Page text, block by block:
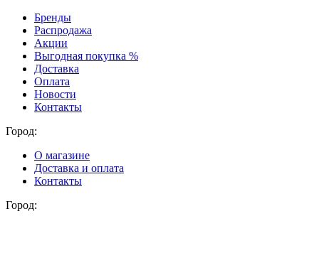
Бренды
Распродажа
Акции
Выгодная покупка %
Доставка
Оплата
Новости
Контакты
Город:
О магазине
Доставка и оплата
Контакты
Город: